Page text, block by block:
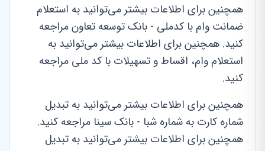
همچنین برای اطلاعات بیشتر می‌توانید به استعلام
ضمانت وام با کدملی - بانک توسعه تعاون مراجعه
کنید. همچنین برای اطلاعات بیشتر می‌توانید به
استعلام وام، اقساط و تسهیلات با کد ملی مراجعه
کنید.
همچنین برای اطلاعات بیشتر می‌توانید به تبدیل
شماره کارت به شماره شبا - بانک سینا مراجعه کنید.
همچنین برای اطلاعات بیشتر می‌توانید به تبدیل